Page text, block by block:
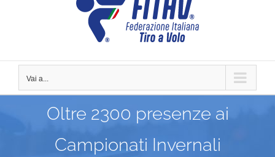
Vai a...
Oltre 2300 presenze ai
Campionati Invernali